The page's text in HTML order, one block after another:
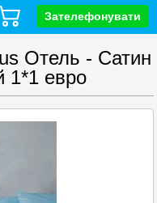
Зателефонувати
Отель - Сатин
1*1 евро